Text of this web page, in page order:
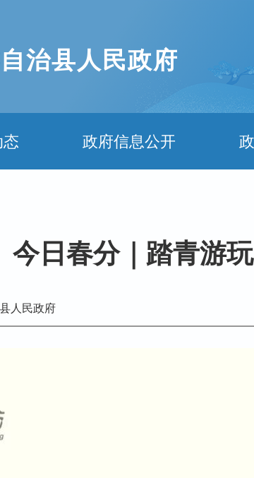
治县人民政府
政府信息公开
今日春分｜踏青游
人民政府